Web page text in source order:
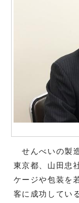
せんべいの製
東京都、山田忠
ケージや包装を
客に成功してい